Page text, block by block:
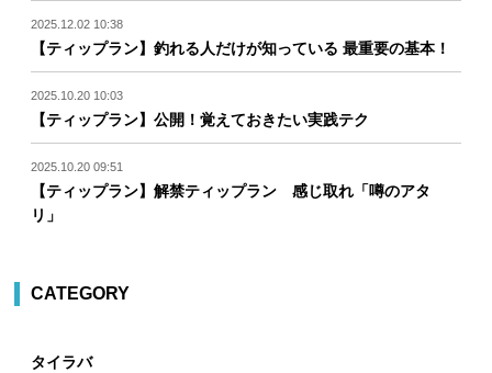
2025.12.02 10:38
【ティップラン】釣れる人だけが知っている 最重要の基本！
2025.10.20 10:03
【ティップラン】公開！覚えておきたい実践テク
2025.10.20 09:51
【ティップラン】解禁ティップラン 感じ取れ「噂のアタ
リ」
CATEGORY
タイラバ